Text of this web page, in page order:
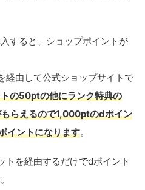
すると、ショップポイントが
経由して公式ショップサイトで
の50ptの他にランク特典の
らえるので1,000ptのdポイン
イントになります。
トを経由するだけでdポイント